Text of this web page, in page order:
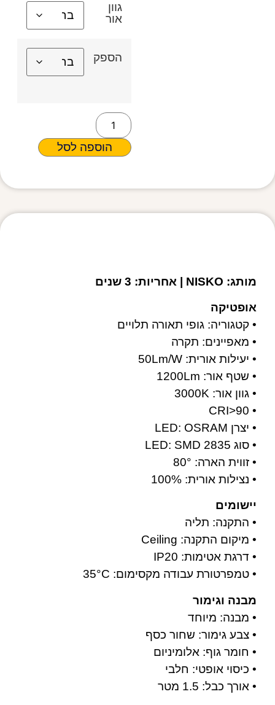
גוון
אור
הספק
הוספה לסל
מותג: NISKO | אחריות: 3 שנים
אופטיקה
• קטגוריה: גופי תאורה תלויים
• מאפיינים: תקרה
• יעילות אורית: 50Lm/W
• שטף אור: 1200Lm
• גוון אור: 3000K
• CRI>90
• יצרן LED: OSRAM
• סוג LED: SMD 2835
• זווית הארה: 80°
• נצילות אורית: 100%
יישומים
• התקנה: תליה
• מיקום התקנה: Ceiling
• דרגת אטימות: IP20
• טמפרטורת עבודה מקסימום: 35°C
מבנה וגימור
• מבנה: מיוחד
• צבע גימור: שחור כסף
• חומר גוף: אלומיניום
• כיסוי אופטי: חלבי
• אורך כבל: 1.5 מטר